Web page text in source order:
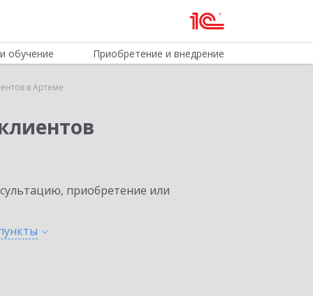
обучение Приобретение и внедрение
в Артеме
приобретение или